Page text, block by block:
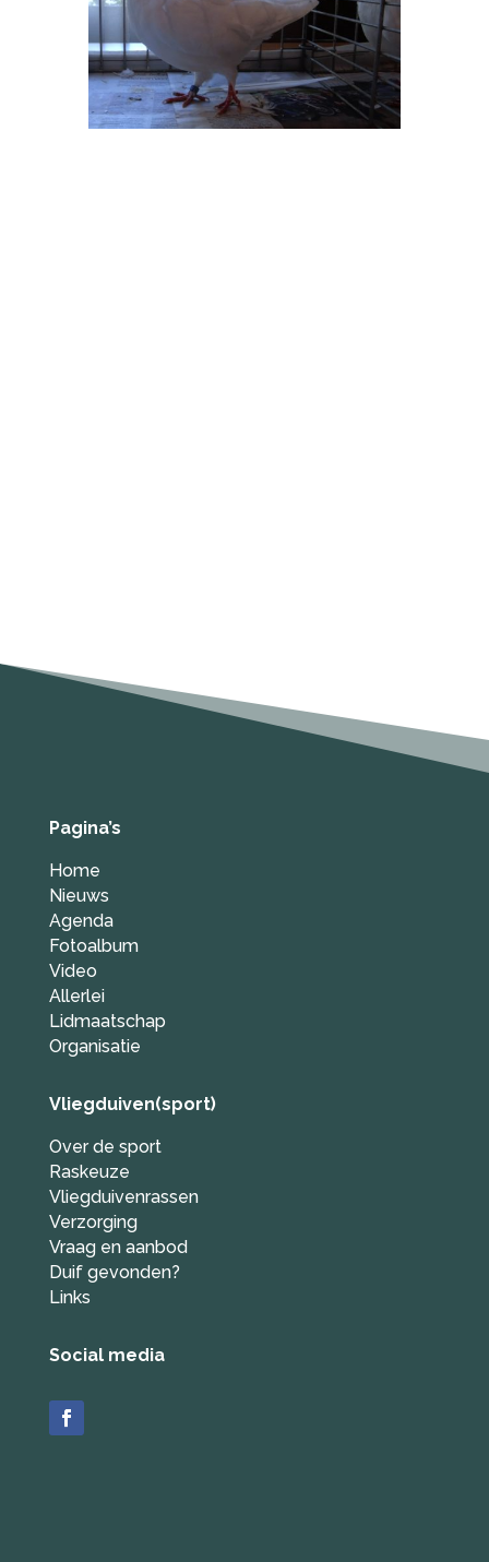
Pagina’s
Home
Nieuws
Agenda
Fotoalbum
Video
Allerlei
Lidmaatschap
Organisatie
Vliegduiven(sport)
Over de sport
Raskeuze
Vliegduivenrassen
Verzorging
Vraag en aanbod
Duif gevonden?
Links
Social media